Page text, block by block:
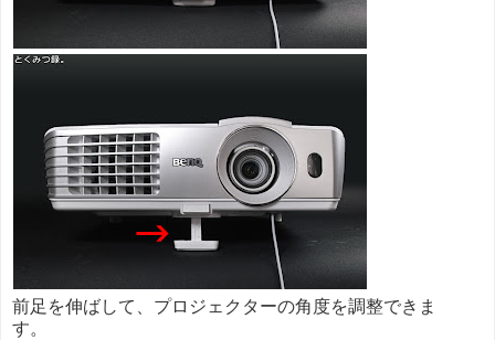
前足を伸ばして、プロジェクターの角度を調整できま
す。